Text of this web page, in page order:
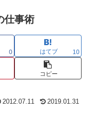
仕事術
0 はてブ 10
コピー
2012.07.11 2019.01.31